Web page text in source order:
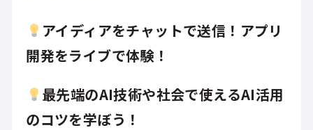
アイディアをチャットで送信！アプリ
開発をライブで体験！
最先端のAI技術や社会で使えるAI活用
のコツを学ぼう！